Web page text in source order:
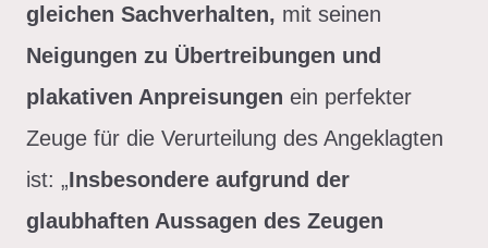
gleichen Sachverhalten, mit seinen
Neigungen zu Übertreibungen und
plakativen Anpreisungen ein perfekter
Zeuge für die Verurteilung des Angeklagten
ist: „Insbesondere aufgrund der
glaubhaften Aussagen des Zeugen